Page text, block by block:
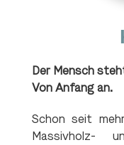
Der Mensch
Von Anfang an.
Schon seit
Massivholz-